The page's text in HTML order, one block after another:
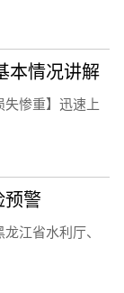
本情况讲解
失惨重】迅速上
预警
江省水利厅、